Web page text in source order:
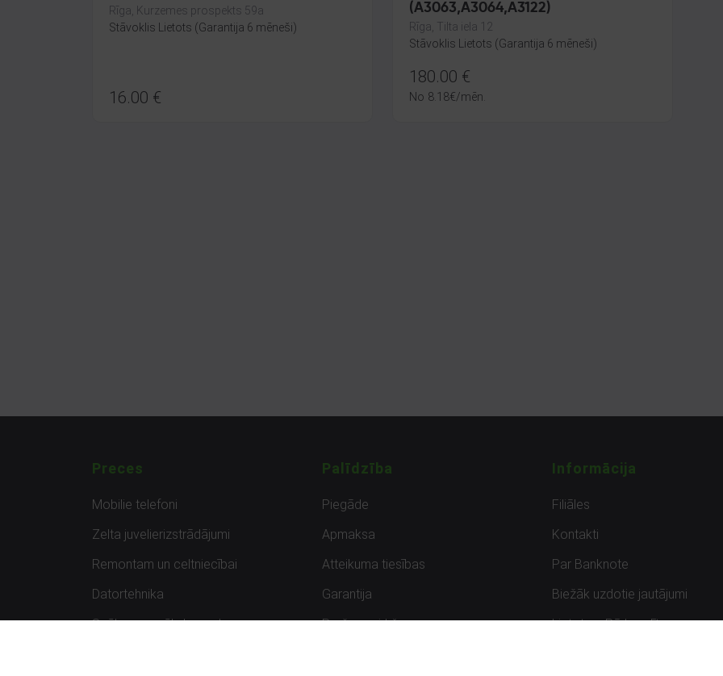
Rīga, Kurzemes prospekts 59a
Stāvoklis Lietots (Garantija 6 mēneši)
16.00 €
(A3063,A3064,A3122)
Rīga, Tilta iela 12
Stāvoklis Lietots (Garantija 6 mēneši)
180.00 €
No 8.18€/mēn.
Preces
Mobilie telefoni
Zelta juvelierizstrādājumi
Remontam un celtniecībai
Datortehnika
Spēles un spēļu konsoles
Palīdzība
Piegāde
Apmaksa
Atteikuma tiesības
Garantija
Preču uzpirkšana
Informācija
Filiāles
Kontakti
Par Banknote
Biežāk uzdotie jautājumi
Lietots – Pārbaudīts